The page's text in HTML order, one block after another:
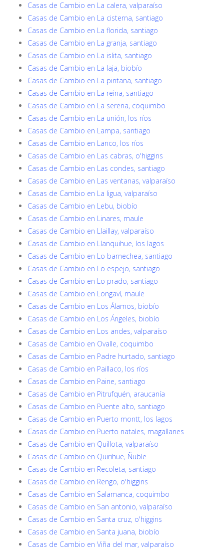
Casas de Cambio en La calera, valparaíso
Casas de Cambio en La cisterna, santiago
Casas de Cambio en La florida, santiago
Casas de Cambio en La granja, santiago
Casas de Cambio en La islita, santiago
Casas de Cambio en La laja, biobío
Casas de Cambio en La pintana, santiago
Casas de Cambio en La reina, santiago
Casas de Cambio en La serena, coquimbo
Casas de Cambio en La unión, los ríos
Casas de Cambio en Lampa, santiago
Casas de Cambio en Lanco, los ríos
Casas de Cambio en Las cabras, o'higgins
Casas de Cambio en Las condes, santiago
Casas de Cambio en Las ventanas, valparaíso
Casas de Cambio en La ligua, valparaíso
Casas de Cambio en Lebu, biobío
Casas de Cambio en Linares, maule
Casas de Cambio en Llaillay, valparaíso
Casas de Cambio en Llanquihue, los lagos
Casas de Cambio en Lo barnechea, santiago
Casas de Cambio en Lo espejo, santiago
Casas de Cambio en Lo prado, santiago
Casas de Cambio en Longaví, maule
Casas de Cambio en Los Álamos, biobío
Casas de Cambio en Los Ángeles, biobío
Casas de Cambio en Los andes, valparaíso
Casas de Cambio en Ovalle, coquimbo
Casas de Cambio en Padre hurtado, santiago
Casas de Cambio en Paillaco, los ríos
Casas de Cambio en Paine, santiago
Casas de Cambio en Pitrufquén, araucanía
Casas de Cambio en Puente alto, santiago
Casas de Cambio en Puerto montt, los lagos
Casas de Cambio en Puerto natales, magallanes
Casas de Cambio en Quillota, valparaíso
Casas de Cambio en Quirihue, Ñuble
Casas de Cambio en Recoleta, santiago
Casas de Cambio en Rengo, o'higgins
Casas de Cambio en Salamanca, coquimbo
Casas de Cambio en San antonio, valparaíso
Casas de Cambio en Santa cruz, o'higgins
Casas de Cambio en Santa juana, biobío
Casas de Cambio en Viña del mar, valparaíso